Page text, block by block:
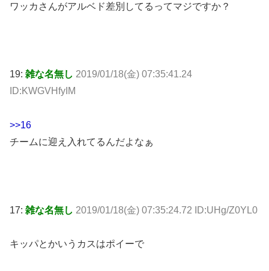
ワッカさんがアルベド差別してるってマジですか？
19: 雑な名無し 2019/01/18(金) 07:35:41.24
ID:KWGVHfyIM
>>16
チームに迎え入れてるんだよなぁ
17: 雑な名無し 2019/01/18(金) 07:35:24.72 ID:UHg/Z0YL0
キッパとかいうカスはポイーで